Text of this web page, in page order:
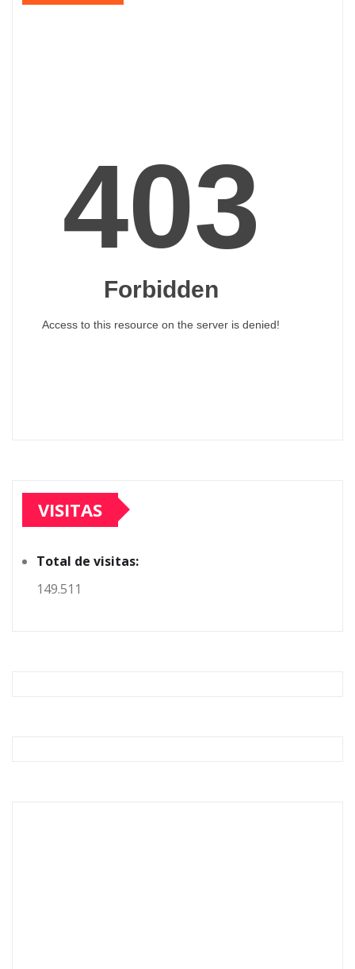
VISITAS
Total de visitas:
149.511